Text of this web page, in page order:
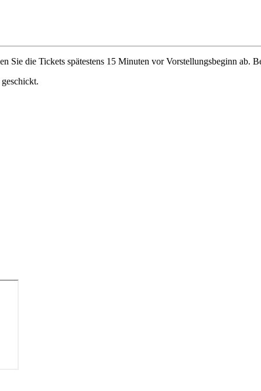
Sie die Tickets spätestens 15 Minuten vor Vorstellungsbeginn ab.